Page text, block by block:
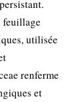
feuillage
utilisée
renferme
et